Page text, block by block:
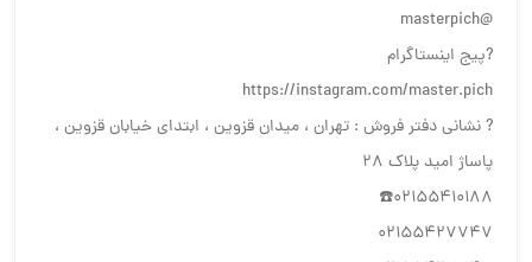
@masterpich
?پیج اینستاگرام
https://instagram.com/master.pich
? نشانی دفتر فروش : تهران ، میدان قزوین ، ابتدای خیابان قزوین ،
پاساژ امید پلاک ۲۸
02155410188☎️
02155427747